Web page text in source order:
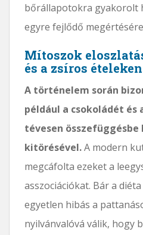
bőrállapotokra gyakorolt
egyre fejlődő
Mítoszok
és a zsíros
A történelem során
például a csokoládét és
tévesen
kitörésével.A modern
megcáfolta ezeket a
asszociációkat. Bár a
egyetlen hibás a
nyilvánvalóvá válik, hogy